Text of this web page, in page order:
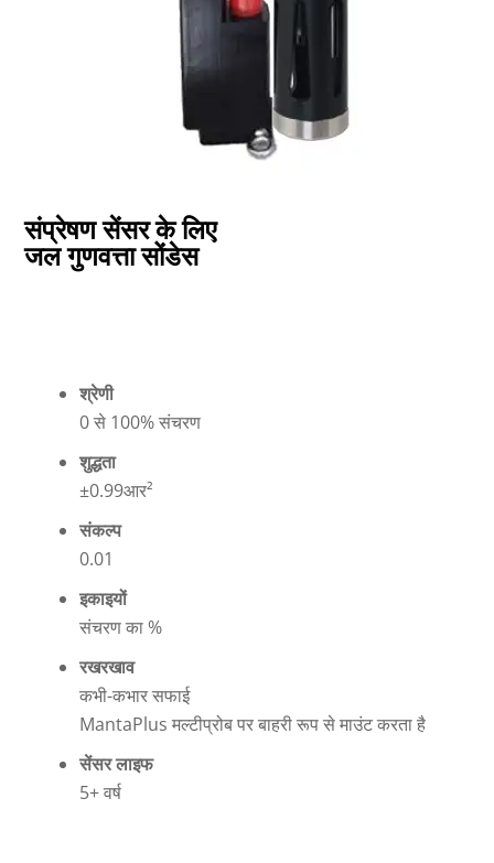
संप्रेषण सेंसर के लिए
जल गुणवत्ता सोंडेस
श्रेणी
0 से 100% संचरण
शुद्धता
±0.99आर²
संकल्प
0.01
इकाइयों
संचरण का %
रखरखाव
कभी-कभार सफाई
MantaPlus मल्टीप्रोब पर बाहरी रूप से माउंट करता है
सेंसर लाइफ
5+ वर्ष